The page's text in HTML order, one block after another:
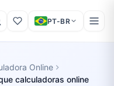
PT-BR
Online
calculadoras online